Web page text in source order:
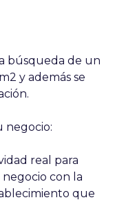
búsqueda de un
y además se
negocio:
real para
con la
que